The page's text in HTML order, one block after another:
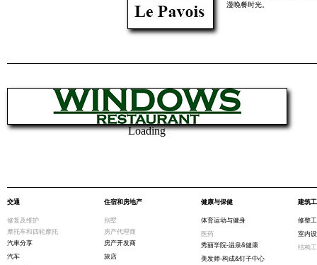
漫晚餐时光。
Loading
交通
修复及维护
摩托车和四轮摩托
汽車分享
汽车
住宿和房地产
别墅
房产代理商
房产开发商
旅店
健康与保健
体育运动与健身
医药
秀丽学院-温泉&健康
美发师-构成&钉子中心
建筑
修整
室内
结构